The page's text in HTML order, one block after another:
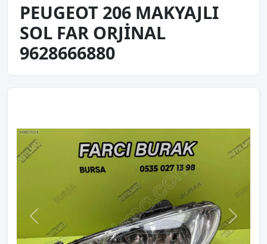
PEUGEOT 206 MAKYAJLI
SOL FAR ORJİNAL
9628666880